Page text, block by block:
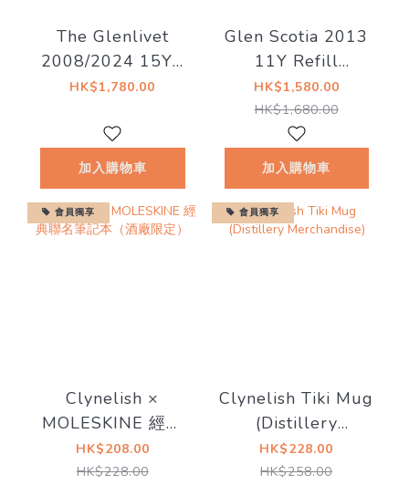
The Glenlivet
2008/2024 15YO
62.1% - The
Collection (200
Year Anniversary
Edition)
HK$1,780.00
加入購物車
Glen Scotia 2013
11Y Refill
Demerara Rum
Finish 20/329-15
57.0%
HK$1,580.00
HK$1,680.00
加入購物車
會員獨享
Clynelish ×
MOLESKINE 經典
聯名筆記本（酒廠
限定）
HK$208.00
HK$228.00
會員獨享
Clynelish Tiki Mug
(Distillery
Merchandise)
HK$228.00
HK$258.00